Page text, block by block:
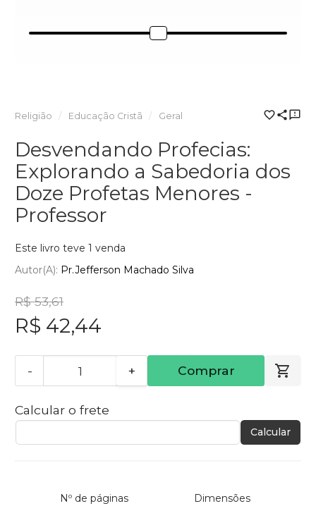
Religião Educação Cristã Geral
Desvendando Profecias:
Explorando a Sabedoria dos
Doze Profetas Menores -
Professor
Este livro teve 1 venda
Autor(a): Pr.Jefferson Machado Silva
R$ 53,61
R$ 42,44
- + Comprar
Calcular o frete
Calcular
Nº de páginas Dimensões